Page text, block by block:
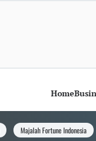
Home
Majalah Fortune Indonesia